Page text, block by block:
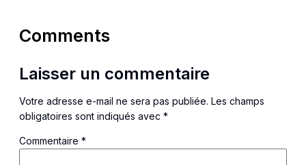
Comments
Laisser un commentaire
Votre adresse e-mail ne sera pas publiée. Les champs
obligatoires sont indiqués avec *
Commentaire *